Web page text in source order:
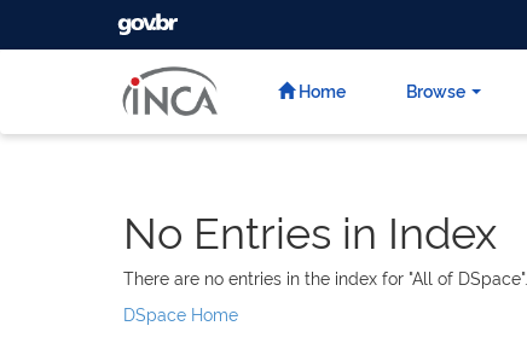
GOVBR
Home Browse
No Entries in Index
There are no entries in the index for "All of DSpace".
DSpace Home